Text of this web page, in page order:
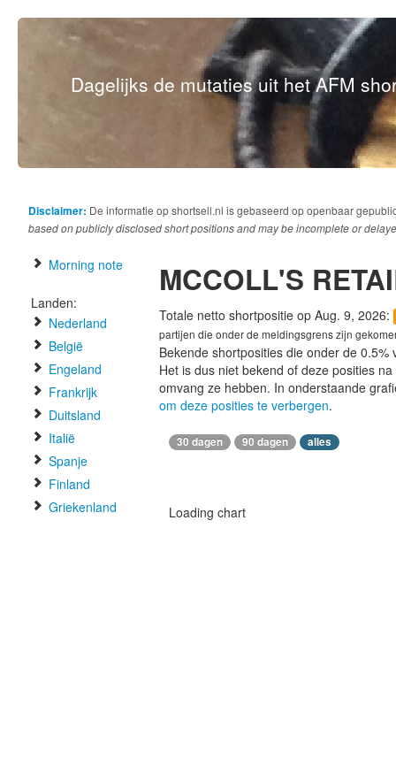
Dagelijks de mutaties uit het AFM
Disclaimer: De informatie op shortsell.nl is gebaseerd op openbaar
based on publicly disclosed short positions and may be incomplete or
Morning note
Landen:
Nederland
België
Engeland
Frankrijk
Duitsland
Italië
Spanje
Finland
Griekenland
MCCOLL'S
Totale netto shortpositie op Aug. 9, 2026:
partijen die onder de meldingsgrens zijn
Bekende shortposities die onder de
Het is dus niet bekend of deze posities
omvang ze hebben. In onderstaande
om deze posities te verbergen.
30 dagen 90 dagen alles
Loading chart